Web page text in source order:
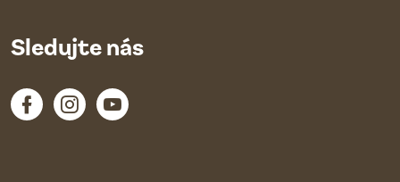
Sledujte nás